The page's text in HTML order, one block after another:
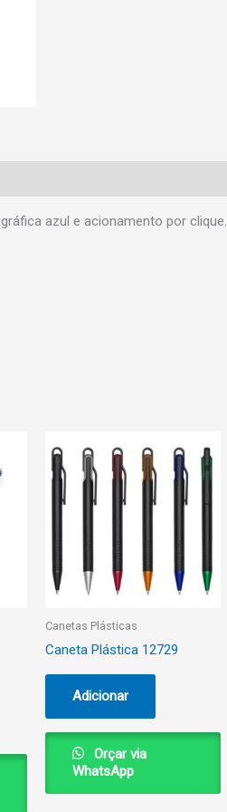
azul e acionamento por clique.
Canetas Plásticas
Caneta Plástica 12729
Adicionar
Orçar via
WhatsApp